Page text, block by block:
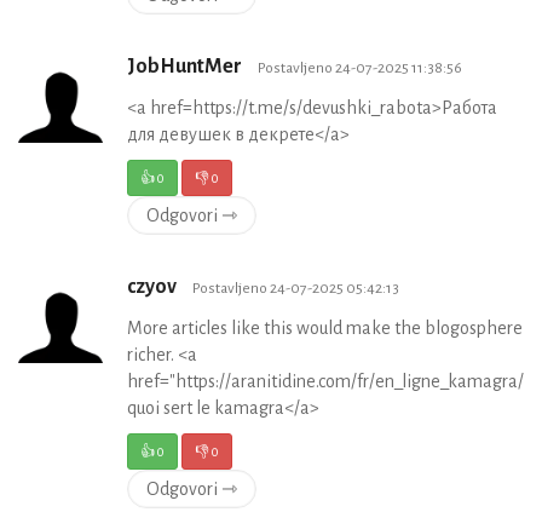
JobHuntMer Postavljeno 24-07-2025 11:38:56
<a href=https://t.me/s/devushki_rabota>Работа
для девушек в декрете</a>
👍0 👎0
Odgovori ⇾
czyov Postavljeno 24-07-2025 05:42:13
More articles like this would make the blogosphere
richer. <a
href="https://aranitidine.com/fr/en_ligne_kamagra/
quoi sert le kamagra</a>
👍0 👎0
Odgovori ⇾